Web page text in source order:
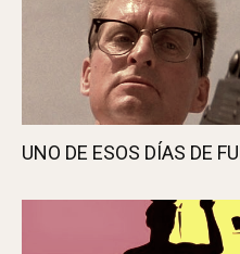
UNO DE ESOS DÍAS DE